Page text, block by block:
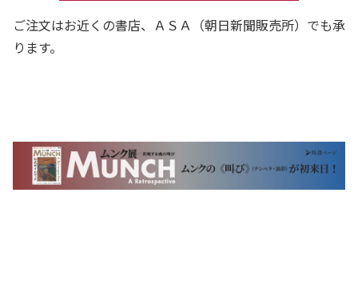
ご注文はお近くの書店、ＡＳＡ（朝日新聞販売所）でも承
ります。